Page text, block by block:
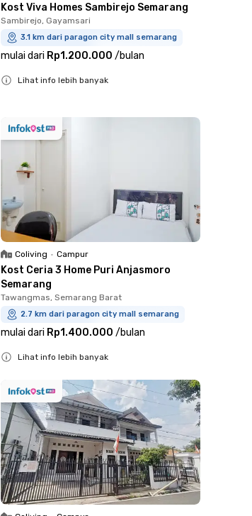
Kost Viva Homes Sambirejo Semarang
Sambirejo, Gayamsari
3.1 km dari paragon city mall semarang
mulai dari Rp1.200.000 /bulan
Lihat info lebih banyak
Coliving • Campur
Kost Ceria 3 Home Puri Anjasmoro
Semarang
Tawangmas, Semarang Barat
2.7 km dari paragon city mall semarang
mulai dari Rp1.400.000 /bulan
Lihat info lebih banyak